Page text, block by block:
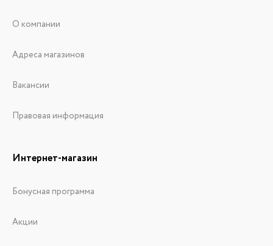
О компании
Адреса магазинов
Вакансии
Правовая информация
Интернет-магазин
Бонусная программа
Акции